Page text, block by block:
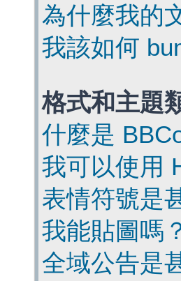
為什麼我的
我該如何
格式和主題
什麼是
我可以使用
表情符號是
我能貼圖嗎
全域公告是